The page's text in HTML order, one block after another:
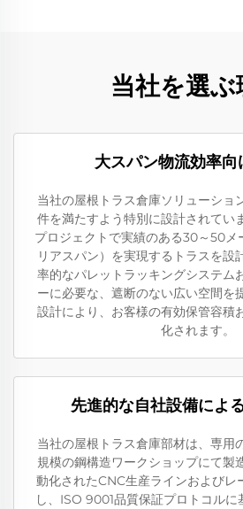
当社を選ぶ
大スパン物流効率向
当社の屋根トラス倉庫ソリューショ
件を満たすよう特別に設計されてい
プロジェクトで実績のある30～50メ
リアスパン）を実現するトラスを設
率的なパレットラッキングシステム
ーに必要な、遮断のない広い空間を
設計により、お客様の有効保管容積
化されます。
先進的な自社設備によ
当社の屋根トラス倉庫部材は、専用
規模の鋼構造ワークショップにて製
動化されたCNC生産ラインおよびレ
し、ISO 9001品質保証プロトコルに